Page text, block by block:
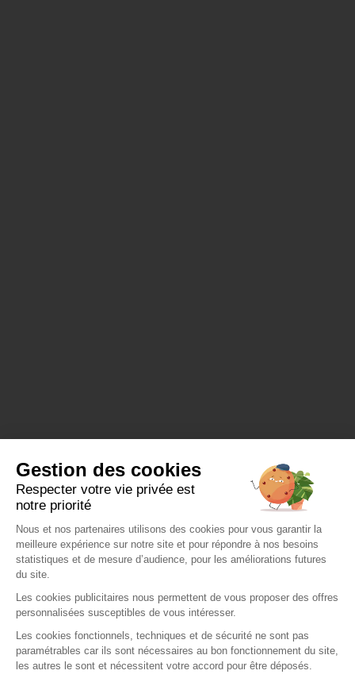
Gestion des cookies
Respecter votre vie privée est
notre priorité
Nous et nos partenaires utilisons des cookies pour vous garantir la
meilleure expérience sur notre site et pour répondre à nos besoins
statistiques et de mesure d’audience, pour les améliorations futures
du site.
Les cookies publicitaires nous permettent de vous proposer des offres
personnalisées susceptibles de vous intéresser.
Les cookies fonctionnels, techniques et de sécurité ne sont pas
paramétrables car ils sont nécessaires au bon fonctionnement du site,
les autres le sont et nécessitent votre accord pour être déposés.